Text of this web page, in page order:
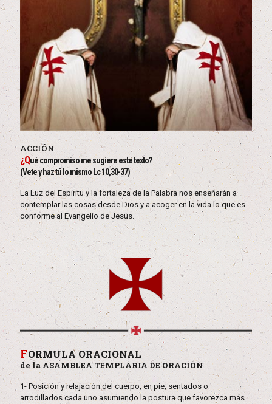
ACCIÓN
¿Qué compromiso me sugiere este texto?
(Vete y haz tú lo mismo Lc 10,30-37)
La Luz del Espíritu y la fortaleza de la Palabra nos enseñarán a
contemplar las cosas desde Dios y a acoger en la vida lo que es
conforme al Evangelio de Jesús.
FORMULA ORACIONAL
de la ASAMBLEA TEMPLARIA DE ORACIÓN
1- Posición y relajación del cuerpo, en pie, sentados o
arrodillados cada uno asumiendo la postura que favorezca más